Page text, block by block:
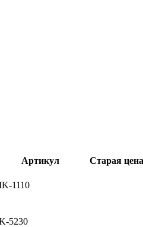
Артикул Старая цена
1110
5230